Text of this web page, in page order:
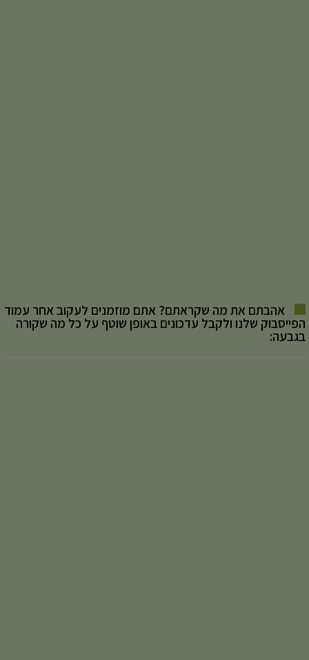
אהבתם את מה שקראתם? אתם מוזמנים לעקוב אחר עמוד
הפייסבוק שלנו ולקבל עדכונים באופן שוטף על כל מה שקורה
בגבעה: